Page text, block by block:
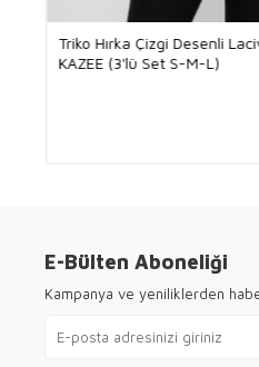
Triko Hırka Çizgi Desenli
KAZEE (3'lü Set S-M-L)
E-Bülten Aboneliği
Kampanya ve yeniliklerden